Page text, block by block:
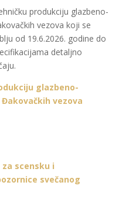
produkciju glazbeno-
vezova koji se
od 19.6.2026. godine do
detaljno
glazbeno-
vezova
scensku i
svečanog